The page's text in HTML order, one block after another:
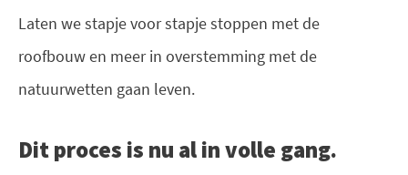
Laten we stapje voor stapje stoppen met de
roofbouw en meer in overstemming met de
natuurwetten gaan leven.
Dit proces is nu al in volle gang.